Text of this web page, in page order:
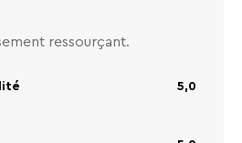
ressourçant.
5,0